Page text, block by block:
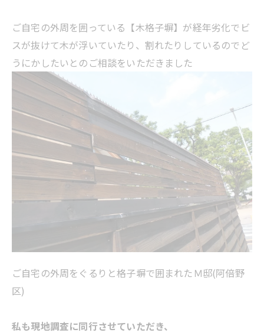
ご自宅の外周を囲っている【木格子塀】が経年劣化でビ
スが抜けて木が浮いていたり、割れたりしているのでど
うにかしたいとのご相談をいただきました
ご自宅の外周をぐるりと格子塀で囲まれたＭ邸(阿倍野
区)
私も現地調査に同行させていただき、